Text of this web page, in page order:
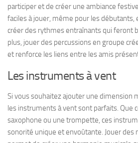
participer et de créer une ambiance
faciles à jouer, même pour les
créer des rythmes entraînants qui feront
plus, jouer des percussions en groupe
et renforce les liens entre les amis
Les instruments à vent
Si vous souhaitez ajouter une dimension
les instruments à vent sont parfaits. Que
saxophone ou une trompette, ces
sonorité unique et envoûtante. Jouer des